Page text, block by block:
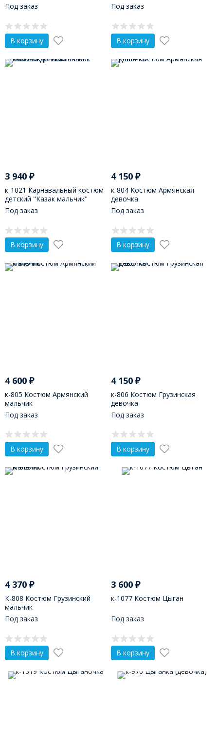
Под заказ
В корзину
Под заказ
В корзину
3 940 ₽
к-1021 Карнавальный костюм
детский "Казак мальчик"
Под заказ
В корзину
4 150₽
к-804 Костюм Армянская
девочка
Под заказ
В корзину
4 600 ₽
к-805 Костюм Армянский
мальчик
Под заказ
В корзину
4 150₽
к-806 Костюм Грузинская
девочка
Под заказ
В корзину
4 370 ₽
К-808 Костюм Грузинский
мальчик
Под заказ
В корзину
3 600₽
к-1077 Костюм Цыган
Под заказ
В корзину